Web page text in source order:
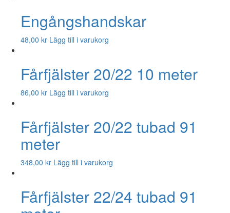
Engångshandskar
48,00 kr Lägg till i varukorg
Fårfjälster 20/22 10 meter
86,00 kr Lägg till i varukorg
Fårfjälster 20/22 tubad 91
meter
348,00 kr Lägg till i varukorg
Fårfjälster 22/24 tubad 91